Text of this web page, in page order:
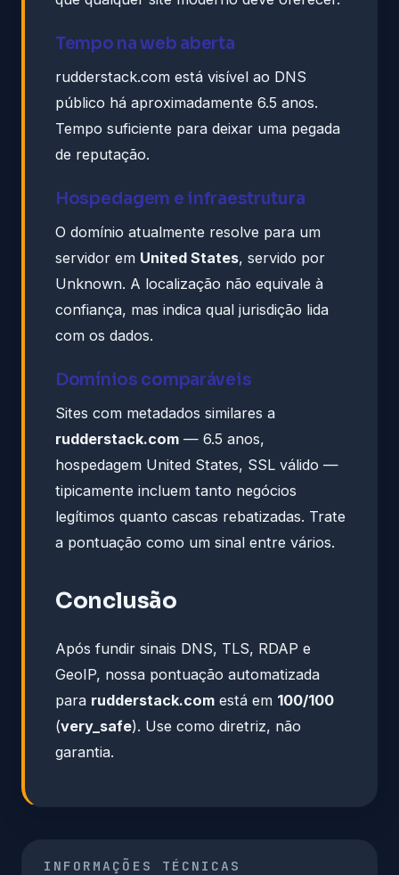
Tempo na web aberta
rudderstack.com está visível ao DNS
público há aproximadamente 6.5 anos.
Tempo suficiente para deixar uma pegada
de reputação.
Hospedagem e infraestrutura
O domínio atualmente resolve para um
servidor em United States, servido por
Unknown. A localização não equivale à
confiança, mas indica qual jurisdição lida
com os dados.
Domínios comparáveis
Sites com metadados similares a
rudderstack.com — 6.5 anos,
hospedagem United States, SSL válido —
tipicamente incluem tanto negócios
legítimos quanto cascas rebatizadas. Trate
a pontuação como um sinal entre vários.
Conclusão
Após fundir sinais DNS, TLS, RDAP e
GeoIP, nossa pontuação automatizada
para rudderstack.com está em 100/100
(very_safe). Use como diretriz, não
garantia.
INFORMAÇÕES TÉCNICAS